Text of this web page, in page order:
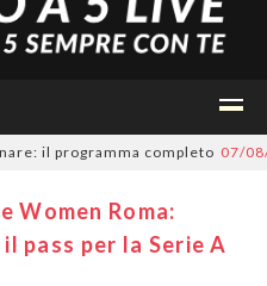
programma completo 07/08/
Women Roma:
pass per la Serie A